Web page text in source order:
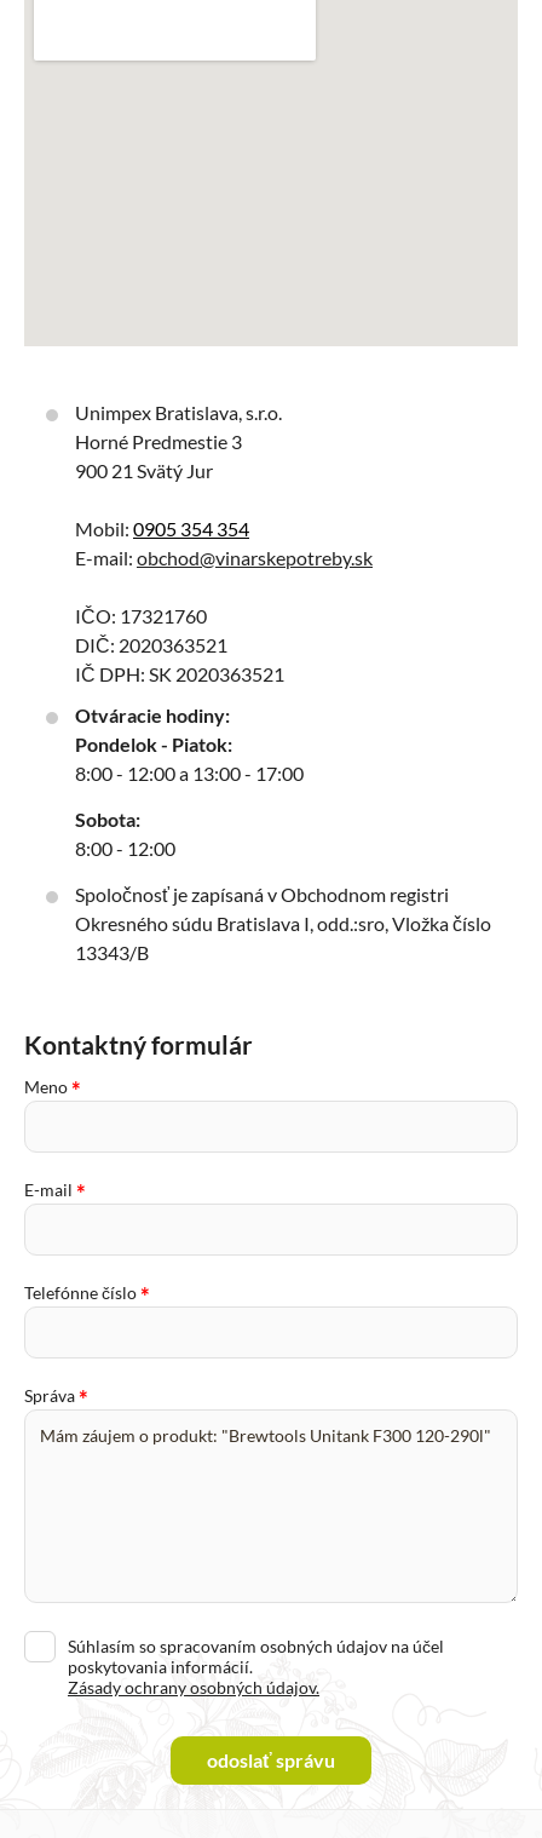
Unimpex Bratislava, s.r.o.
Horné Predmestie 3
900 21 Svätý Jur
Mobil: 0905 354 354
E-mail: obchod@vinarskepotreby.sk
IČO: 17321760
DIČ: 2020363521
IČ DPH: SK 2020363521
Otváracie hodiny:
Pondelok - Piatok:
8:00 - 12:00 a 13:00 - 17:00
Sobota:
8:00 - 12:00
Spoločnosť je zapísaná v Obchodnom registri
Okresného súdu Bratislava I, odd.:sro, Vložka číslo
13343/B
Kontaktný formulár
Meno *
E-mail *
Telefónne číslo *
Správa *
Súhlasím so spracovaním osobných údajov na účel
poskytovania informácií.
Zásady ochrany osobných údajov.
odoslať správu